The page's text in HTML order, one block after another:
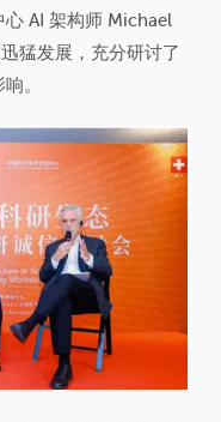
AI 架构师 Michael
猛发展，充分研讨了
。